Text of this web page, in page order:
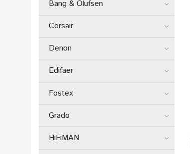
Bang & Olufsen
Corsair
Denon
Edifaer
Fostex
Grado
HiFiMAN